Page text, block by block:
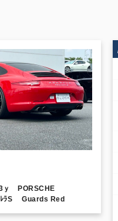
ｙ PORSCHE
ﾚﾗS Guards Red